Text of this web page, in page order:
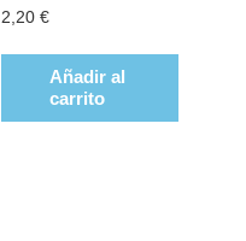
2,20 €
Añadir al
carrito